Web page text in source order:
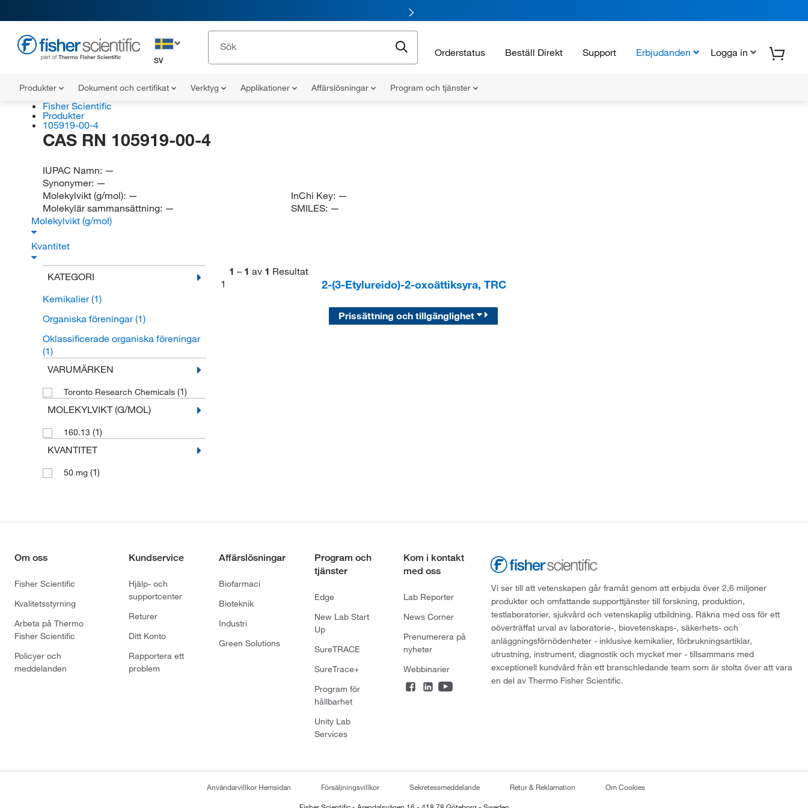
SV
Orderstatus Beställ Direkt Support Erbjudanden Logga in
Produkter Dokument och certifikat Verktyg Applikationer Affärslösningar Program och tjänster
Fisher Scientific
Produkter
105919-00-4
CAS RN 105919-00-4
IUPAC Namn: —
Synonymer: —
Molekylvikt (g/mol): —
Molekylär sammansättning: —
InChi Key: —
SMILES: —
Molekylvikt (g/mol)
Kvantitet
KATEGORI
Kemikalier(1)
Organiska föreningar(1)
Oklassificerade organiska föreningar
(1)
VARUMÄRKEN
Toronto Research Chemicals (1)
MOLEKYLVIKT (G/MOL)
160.13 (1)
KVANTITET
50 mg (1)
1 – 1 av 1 Resultat
1
2-(3-Etylureido)-2-oxoättiksyra, TRC
Prissättning och tillgänglighet
Om oss
Fisher Scientific
Kvalitetsstyrning
Arbeta på Thermo
Fisher Scientific
Policyer och
meddelanden
Kundservice
Hjälp- och
supportcenter
Returer
Ditt Konto
Rapportera ett
problem
Affärslösningar
Biofarmaci
Bioteknik
Industri
Green Solutions
Program och
tjänster
Edge
New Lab Start
Up
SureTRACE
SureTrace+
Program för
hållbarhet
Unity Lab
Services
Kom i kontakt
med oss
Lab Reporter
News Corner
Prenumerera på
nyheter
Webbinarier
Vi ser till att vetenskapen går framåt genom att erbjuda över 2,6 miljoner
produkter och omfattande supporttjänster till forskning, produktion,
testlaboratorier, sjukvård och vetenskaplig utbildning. Räkna med oss för ett
oöverträffat urval av laboratorie-, biovetenskaps-, säkerhets- och
anläggningsförnödenheter - inklusive kemikalier, förbrukningsartiklar,
utrustning, instrument, diagnostik och mycket mer - tillsammans med
exceptionell kundvård från ett branschledande team som är stolta över att vara
en del av Thermo Fisher Scientific.
Användarvillkor Hemsidan Försäljningsvillkor Sekretessmeddelande Retur & Reklamation Om Cookies